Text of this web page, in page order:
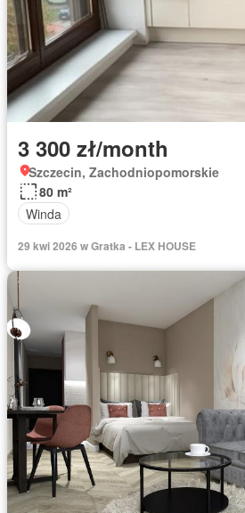
3 300 zł/month
Szczecin, Zachodniopomorskie
80 m²
Winda
29 kwi 2026 w Gratka - LEX HOUSE